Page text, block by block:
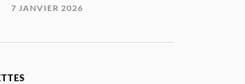
7 JANVIER 2026